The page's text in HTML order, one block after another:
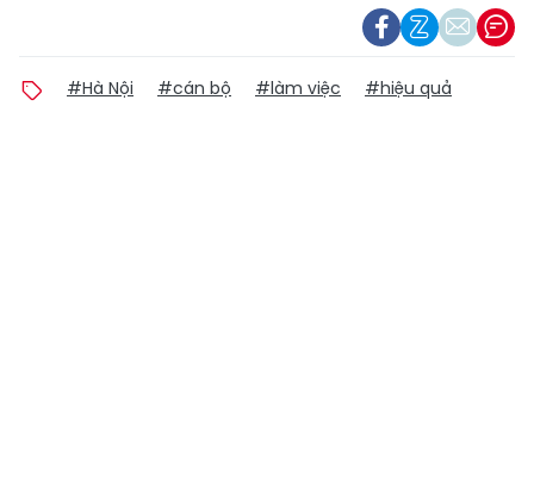
#Hà Nội #cán bộ #làm việc #hiệu quả